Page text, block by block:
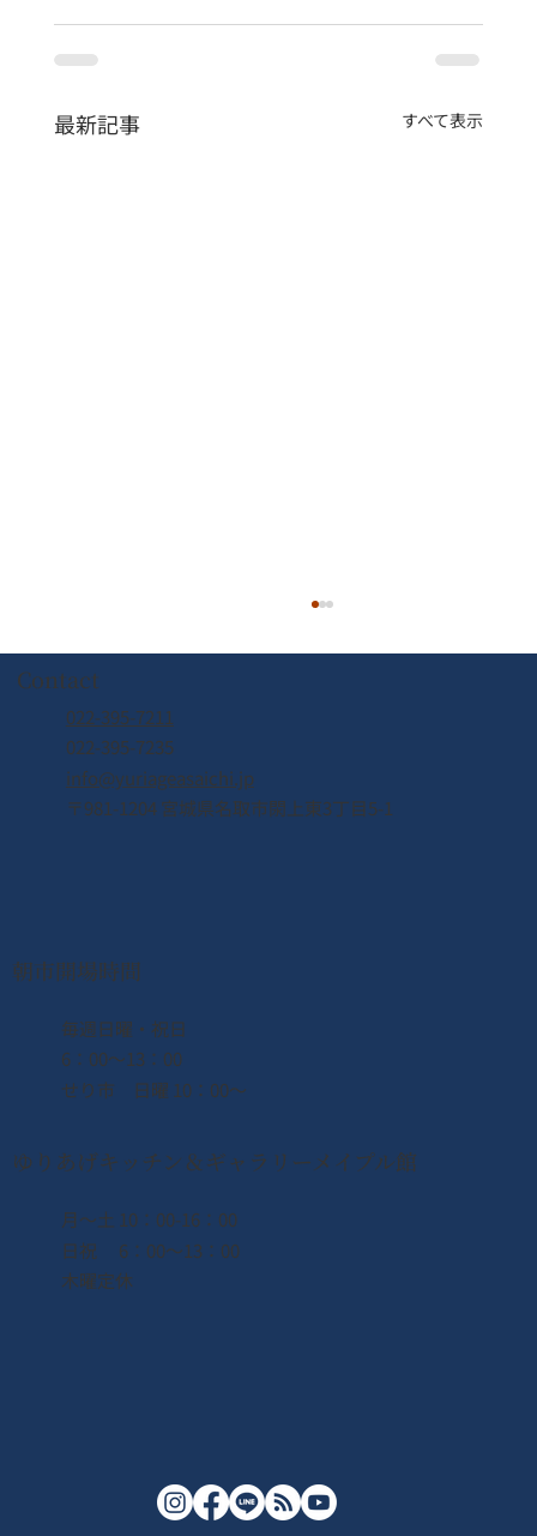
最新記事 すべて表示
Contact
022-395-7211
022-395-7235
info@yuriageasaichi.jp
〒981-1204 宮城県名取市閖上東3丁目5-1
朝市開場時間
​毎週日曜・祝日
6：00〜13：00
せり市 日曜 10：00〜
ゆりあげキッチン＆ギャラリーメイプル館
月〜土 10：00-16：00
日祝 6：00〜13：00
木曜定休